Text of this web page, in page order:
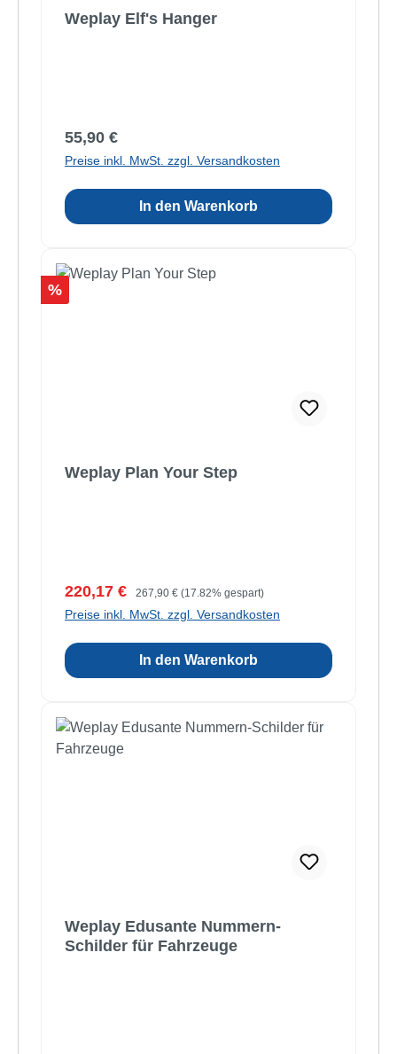
Weplay Elf's Hanger
Regulärer Preis:
55,90 €
Preise inkl. MwSt. zzgl. Versandkosten
In den Warenkorb
Rabatt
%
Weplay Plan Your Step
Verkaufspreis:
220,17 € Regulärer Preis:
267,90 € (17.82% gespart)
Preise inkl. MwSt. zzgl. Versandkosten
In den Warenkorb
Weplay Edusante Nummern-
Schilder für Fahrzeuge